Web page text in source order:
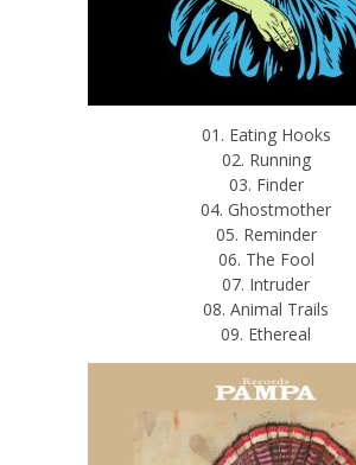
01. Eating Hooks
02. Running
03. Finder
04. Ghostmother
05. Reminder
06. The Fool
07. Intruder
08. Animal Trails
09. Ethereal